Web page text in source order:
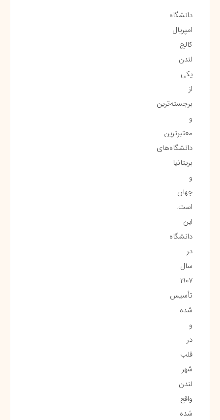
دانشگاه
امپریال
کالج
لندن
یکی
از
برجسته‌ترین
و
معتبرترین
دانشگاه‌های
بریتانیا
و
جهان
است.
این
دانشگاه
در
سال
1907
تأسیس
شده
و
در
قلب
شهر
لندن
واقع
شده